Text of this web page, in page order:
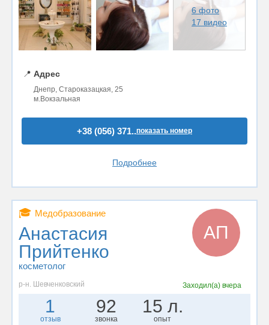
6 фото
17 видео
📍 Адрес
Днепр, Староказацкая, 25
м.Вокзальная
+38 (056) 371..показать номер
Подробнее
🎓 Медобразование
Анастасия
Прийтенко
косметолог
АП
р-н. Шевченковский Заходил(а) вчера
1
отзыв
92
звонка
15 л.
опыт